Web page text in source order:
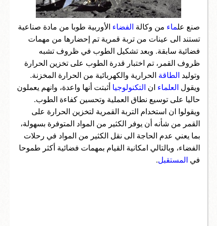
اعمال
تكنولوجيا واختراعات
سؤال وجواب
صنع علماء من وكالة الفضاء الأوربية طوبا من مادة صناعية
تستند الى عينات من تربة قمرية تم إحضارها من مهمات
فضائية سابقة. وبعد تشكيل الطوب في ظروف تشبه
ظروف القمر، تم اختبار قدرة الطوب على تخزين الحرارة
وتوليد الطاقة الحرارية والكهربائية من الحرارة المخزنة.
ويقول العلماء ان التكنولوجيا أثبتت أنها واعدة، وانهم يعملون
حاليا على توسيع نطاق العملية وتحسين كفاءة الطوب.
ويقولوا ان استخدام التربة القمرية لتخزين الحرارة على
القمر من شأنه أن يوفر الكثير من المواد المتوفرة بسهولة،
بما يعني عدم الحاجة الى نقل الكثير من المواد في رحلات
الفضاء، وبالتالي امكانية القيام بمهمات فضائية أكثر طموحا
في المستقبل.